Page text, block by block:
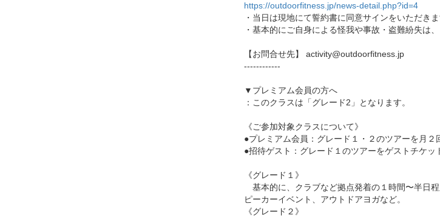
https://outdoorfitness.jp/news-detail.php?id=4
・当日は現地にて誓約書に同意サインをいただきま
・基本的にご自身による怪我や事故・盗難紛失は
【お問合せ先】 activity@outdoorfitness.jp
------------
▼プレミアム会員の方へ
：このクラスは「グレード2」となります。
《ご参加対象クラスについて》
●プレミアム会員：グレード１・２のツアーを月２
●招待ゲスト：グレード１のツアーをゲストチケッ
《グレード１》
基本的に、クラブなど拠点発着の１時間〜半日
ピーカーイベント、アウトドアヨガなど。
《グレード２》